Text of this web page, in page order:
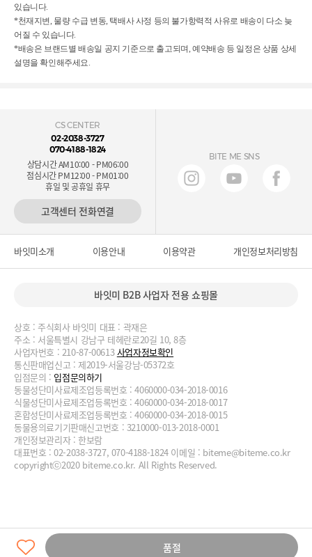
있습니다.
*천재지변, 물량 수급 변동, 택배사 사정 등의 불가항력적 사유로 배송이 다소 늦
어질 수 있습니다.
*배송은 브랜드별 배송일 공지 기준으로 출고되며, 예약배송 등 일정은 상품 상세
설명을 확인해주세요.
품절
CS CENTER
02-2038-3727
070-4188-1824
상담시간 AM10:00 - PM06:00
점심시간 PM12:00 - PM01:00
휴일 및 공휴일 휴무
고객센터 전화연결
BITE ME SNS
바잇미소개 이용안내 이용약관 개인정보처리방침
바잇미 B2B 사업자 전용 쇼핑몰
상호 : 주식회사 바잇미 대표 : 곽재은
주소 : 서울특별시 강남구 테헤란로20길 10, 8층
사업자번호 : 210-87-00613사업자정보확인
통신판매업신고 : 제2019-서울강남-05372호
입점문의 : 입점문의하기
동물성단미사료제조업등록번호 : 4060000-034-2018-0016
식물성단미사료제조업등록번호 : 4060000-034-2018-0017
혼합성단미사료제조업등록번호 : 4060000-034-2018-0015
동물용의료기기판매신고번호 : 3210000-013-2018-0001
개인정보관리자 : 한보람
대표번호 : 02-2038-3727, 070-4188-1824 이메일 : biteme@biteme.co.kr
copyrightⓒ2020 biteme.co.kr. All Rights Reserved.